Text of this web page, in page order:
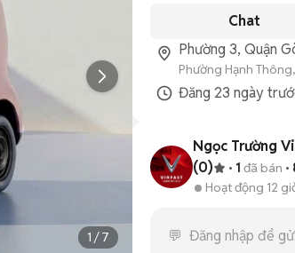
Chat
Phường 3, Quận
Phường Hạnh
Đăng 23 ngày
Ngọc Trường
(0)
1 đã bán
Hoạt động 12
1 /7